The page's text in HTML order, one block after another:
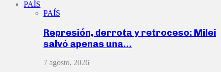
PAÍS
PAÍS
Represión, derrota y retroceso: Milei
salvó apenas una…
7 agosto, 2026